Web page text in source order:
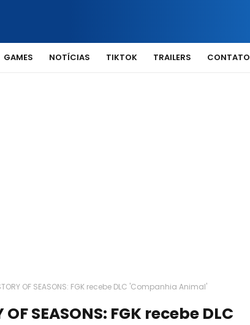
GAMES NOTÍCIAS TIKTOK TRAILERS CONTATO
OF SEASONS: FGK recebe DLC 'Companhia Animal'
OF SEASONS: FGK recebe DLC